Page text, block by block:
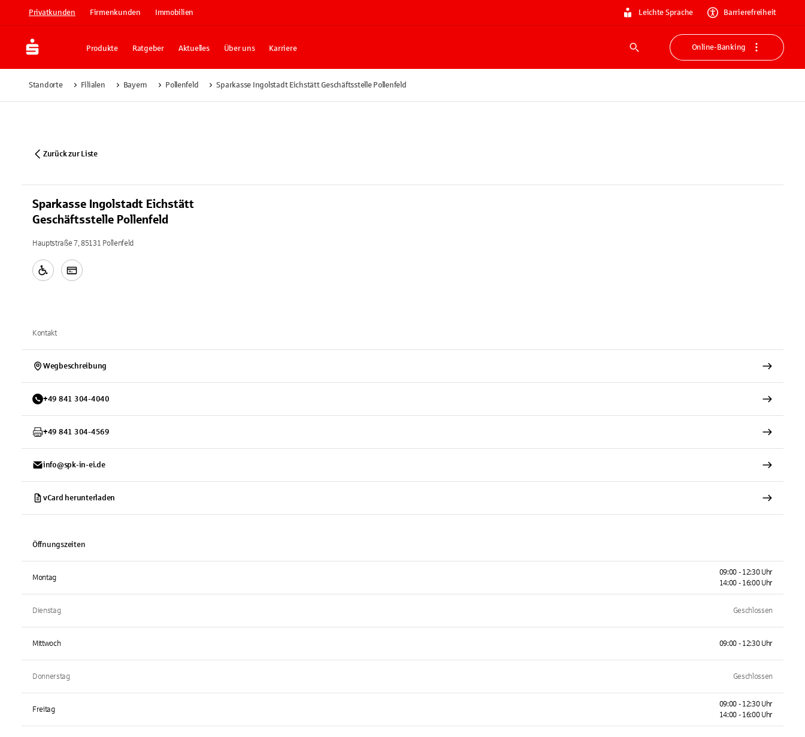
Privatkunden Firmenkunden Immobilien Leichte Sprache Barrierefreiheit
Produkte Ratgeber Aktuelles Über uns Karriere
Suche
Online-Banking
Standorte Filialen Bayern Pollenfeld Sparkasse Ingolstadt Eichstätt Geschäftsstelle Pollenfeld
Zurück zur Liste
Sparkasse Ingolstadt Eichstätt
Geschäftsstelle Pollenfeld
Hauptstraße 7, 85131 Pollenfeld
Kontakt
Wegbeschreibung
+49 841 304-4040
+49 841 304-4569
info@spk-in-ei.de
vCard herunterladen
Öffnungszeiten
Montag
09:00 - 12:30 Uhr
14:00 - 16:00 Uhr
Dienstag Geschlossen
Mittwoch 09:00 - 12:30 Uhr
Donnerstag Geschlossen
Freitag
09:00 - 12:30 Uhr
14:00 - 16:00 Uhr